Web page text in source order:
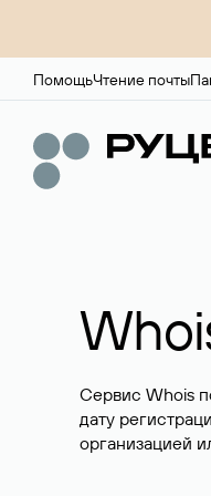
ПомощьЧтение почты
Сервис Whois
дату
организацией